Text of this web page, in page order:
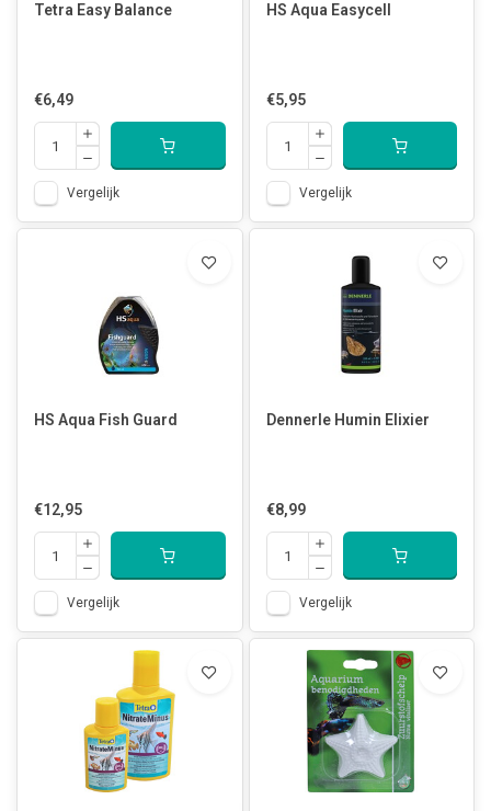
Tetra Easy Balance
€6,49
Vergelijk
HS Aqua Easycell
€5,95
Vergelijk
HS Aqua Fish Guard
€12,95
Vergelijk
Dennerle Humin Elixier
€8,99
Vergelijk